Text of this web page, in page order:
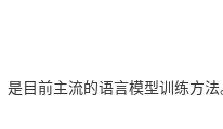
是目前主流的语言模型训练方